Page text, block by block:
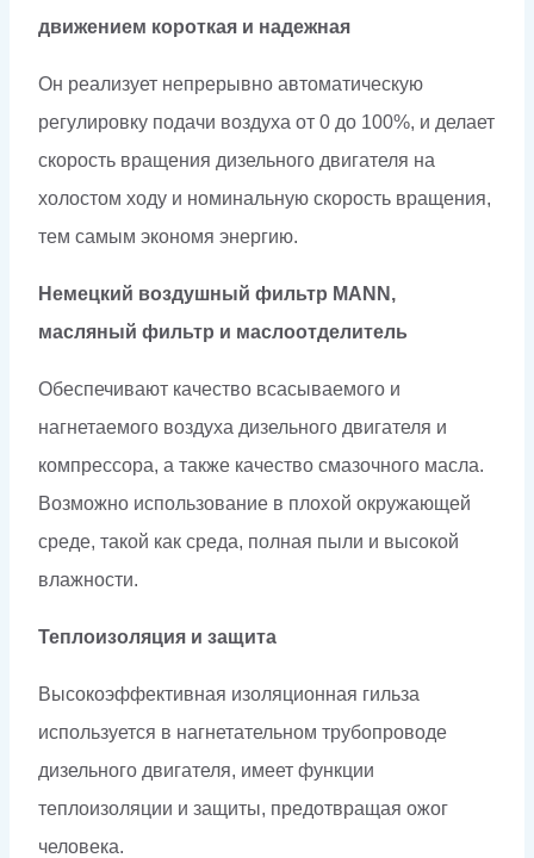
движением короткая и надежная
Он реализует непрерывно автоматическую
регулировку подачи воздуха от 0 до 100%, и делает
скорость вращения дизельного двигателя на
холостом ходу и номинальную скорость вращения,
тем самым экономя энергию.
Немецкий воздушный фильтр MANN,
масляный фильтр и маслоотделитель
Обеспечивают качество всасываемого и
нагнетаемого воздуха дизельного двигателя и
компрессора, а также качество смазочного масла.
Возможно использование в плохой окружающей
среде, такой как среда, полная пыли и высокой
влажности.
Теплоизоляция и защита
Высокоэффективная изоляционная гильза
используется в нагнетательном трубопроводе
дизельного двигателя, имеет функции
теплоизоляции и защиты, предотвращая ожог
человека.